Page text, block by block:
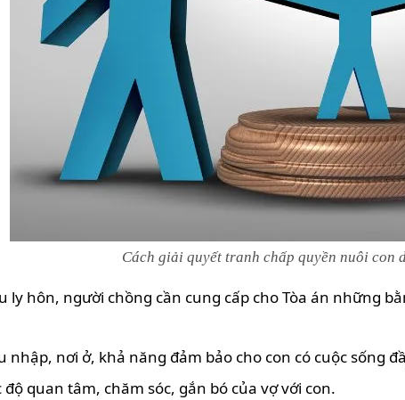
Cách giải quyết tranh chấp quyền nuôi con
ly hôn, người chồng cần cung cấp cho Tòa án những
nhập, nơi ở, khả năng đảm bảo cho con có cuộc sống
độ quan tâm, chăm sóc, gắn bó của vợ với con.